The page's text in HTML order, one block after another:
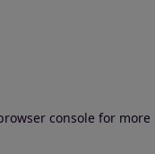
console for